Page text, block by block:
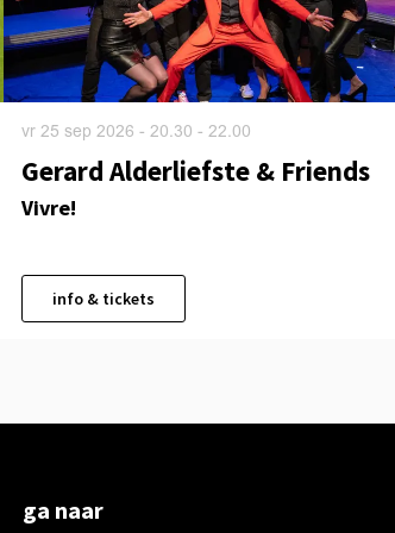
Gerard Alderliefste & Friends
Vivre!
vr 25 sep 2026- 20.30 - 22.00
info & tickets
ga naar